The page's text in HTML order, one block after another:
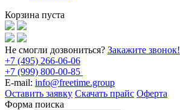
Корзина пуста
Не смогли дозвониться? Закажите звонок!
+7 (495) 266-06-06
+7 (999) 800-00-85
E-mail: info@freetime.group
Оставить заявку Скачать прайс Оферта
Форма поиска